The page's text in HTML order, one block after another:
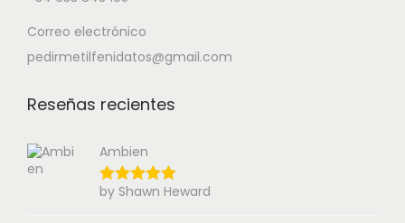
Correo electrónico
pedirmetilfenidatos@gmail.com
Reseñas recientes
Ambien
by Shawn Heward